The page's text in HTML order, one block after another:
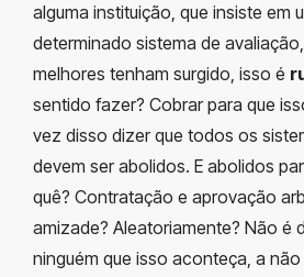
alguma instituição, que insiste em
determinado sistema de
melhores tenham surgido, isso é
sentido fazer? Cobrar para que
vez disso dizer que todos os
devem ser abolidos. E abolidos
quê? Contratação e aprovação
amizade? Aleatoriamente? Não é
ninguém que isso aconteça, a